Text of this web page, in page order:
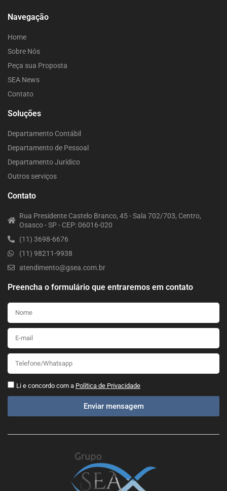
Navegação
Home
Sobre Nós
Peça sua Proposta
SEA News
Contato
Soluções
Departamento Contábil
Departamento de Pessoal
Departamento Jurídico
Outros serviços
Contato
Rua Presidente Castelo Branco, 45 - Sala 702/703, Centro,
Osasco - SP - CEP: 06016-020
(11) 3698-6676
(11) 98211-9938
atendimento@gsea.com.br
Preencha o formulário que entraremos em contato
Li e concordo com a Política de Privacidade
Enviar mensagem